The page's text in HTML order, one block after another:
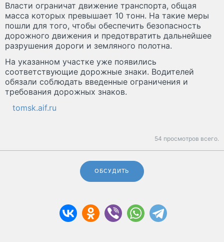
Власти ограничат движение транспорта, общая
масса которых превышает 10 тонн. На такие меры
пошли для того, чтобы обеспечить безопасность
дорожного движения и предотвратить дальнейшее
разрушения дороги и земляного полотна.
На указанном участке уже появились
соответствующие дорожные знаки. Водителей
обязали соблюдать введенные ограничения и
требования дорожных знаков.
tomsk.aif.ru
54 просмотров всего.
ОБСУДИТЬ